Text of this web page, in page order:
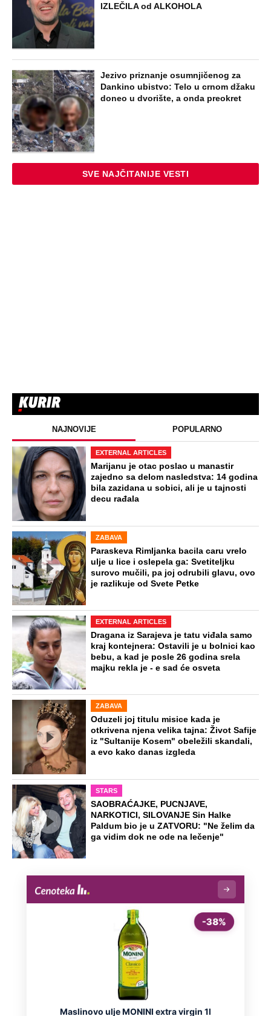
IZLEČILA od ALKOHOLA
Jezivo priznanje osumnjičenog za
Dankino ubistvo: Telo u crnom džaku
doneo u dvorište, a onda preokret
SVE NAJČITANIJE VESTI
NAJNOVIJE POPULARNO
EXTERNAL ARTICLES
Marijanu je otac poslao u manastir
zajedno sa delom nasledstva: 14 godina
bila zazidana u sobici, ali je u tajnosti
decu rađala
ZABAVA
Paraskeva Rimljanka bacila caru vrelo
ulje u lice i oslepela ga: Svetiteljku
surovo mučili, pa joj odrubili glavu, ovo
je razlikuje od Svete Petke
EXTERNAL ARTICLES
Dragana iz Sarajeva je tatu viđala samo
kraj kontejnera: Ostavili je u bolnici kao
bebu, a kad je posle 26 godina srela
majku rekla je - e sad će osveta
ZABAVA
Oduzeli joj titulu misice kada je
otkrivena njena velika tajna: Život Safije
iz "Sultanije Kosem" obeležili skandali,
a evo kako danas izgleda
STARS
SAOBRAĆAJKE, PUCNJAVE,
NARKOTICI, SILOVANJE Sin Halke
Paldum bio je u ZATVORU: "Ne želim da
ga vidim dok ne ode na lečenje"